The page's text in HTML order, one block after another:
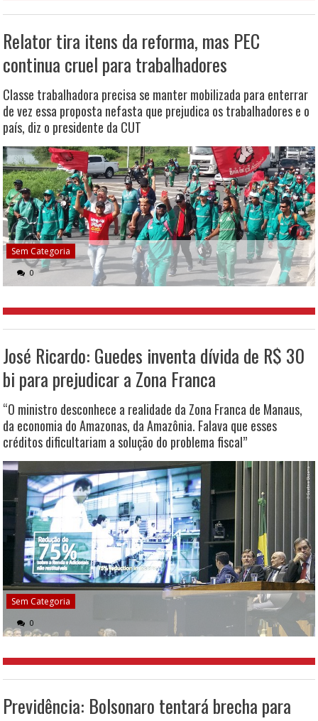
Relator tira itens da reforma, mas PEC
continua cruel para trabalhadores
Classe trabalhadora precisa se manter mobilizada para enterrar
de vez essa proposta nefasta que prejudica os trabalhadores e o
país, diz o presidente da CUT
Sem Categoria
0
José Ricardo: Guedes inventa dívida de R$ 30
bi para prejudicar a Zona Franca
“O ministro desconhece a realidade da Zona Franca de Manaus,
da economia do Amazonas, da Amazônia. Falava que esses
créditos dificultariam a solução do problema fiscal”
Sem Categoria
0
Previdência: Bolsonaro tentará brecha para